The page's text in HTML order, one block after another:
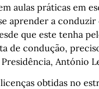
aulas práticas em
aprender a
que este tenha
de condução,
António
obtidas no